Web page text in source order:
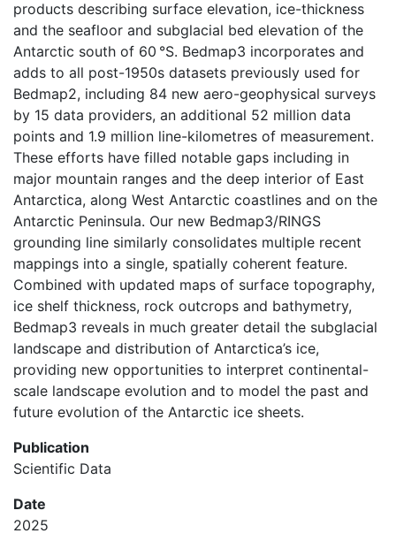
products describing surface elevation, ice-thickness
and the seafloor and subglacial bed elevation of the
Antarctic south of 60 °S. Bedmap3 incorporates and
adds to all post-1950s datasets previously used for
Bedmap2, including 84 new aero-geophysical surveys
by 15 data providers, an additional 52 million data
points and 1.9 million line-kilometres of measurement.
These efforts have filled notable gaps including in
major mountain ranges and the deep interior of East
Antarctica, along West Antarctic coastlines and on the
Antarctic Peninsula. Our new Bedmap3/RINGS
grounding line similarly consolidates multiple recent
mappings into a single, spatially coherent feature.
Combined with updated maps of surface topography,
ice shelf thickness, rock outcrops and bathymetry,
Bedmap3 reveals in much greater detail the subglacial
landscape and distribution of Antarctica’s ice,
providing new opportunities to interpret continental-
scale landscape evolution and to model the past and
future evolution of the Antarctic ice sheets.
Publication
Scientific Data
Date
2025